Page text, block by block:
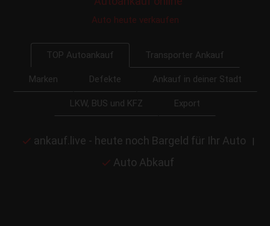
Auto heute verkaufen
TOP Autoankauf Transporter Ankauf
Marken Defekte Ankauf in deiner Stadt
LKW, BUS und KFZ Export
ankauf.live - heute noch Bargeld für Ihr Auto |
Auto Abkauf